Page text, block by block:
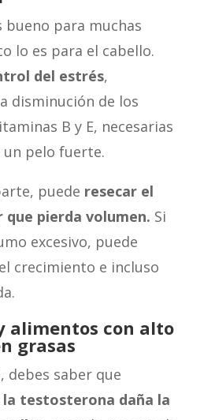
bueno para muchas
lo es para el cabello.
del estrés,
disminución de los
B y E, necesarias
pelo fuerte.
puede resecar el
que pierda volumen. Si
excesivo, puede
crecimiento e incluso
alimentos con alto
grasas
debes saber que
testosterona daña la